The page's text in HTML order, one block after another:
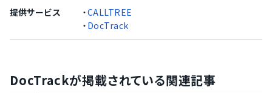
提供サービス ・CALLTREE
・ DocTrack
DocTrackが掲載されている関連記事